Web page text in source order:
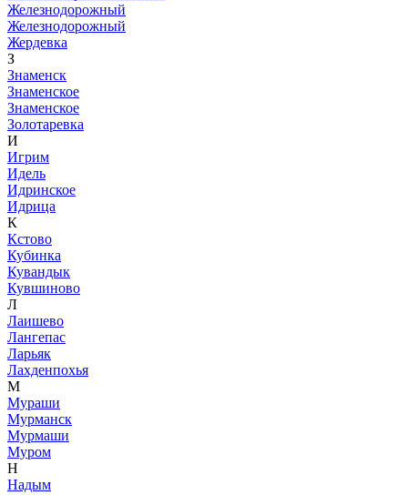
Железнодорожный
Железнодорожный
Жердевка
З
Знаменск
Знаменское
Знаменское
Золотаревка
И
Игрим
Идель
Идринское
Идрица
К
Кстово
Кубинка
Кувандык
Кувшиново
Л
Лаишево
Лангепас
Ларьяк
Лахденпохья
М
Мураши
Мурманск
Мурмаши
Муром
Н
Надым